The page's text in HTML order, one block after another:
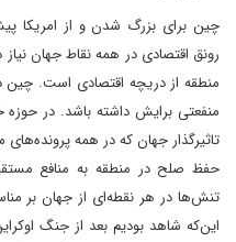
چین برای بزرگ شدن و از امریکا
رونق اقتصادی در همه نقاط جهان
منطقه از دریچه اقتصادی است. چین
منفعتی برایش داشته باشد. در حوزه
تاثیرگذار جهان که در همه
حفظ صلح در منطقه به منافع
تنش‌ها در هر نقطه‌ای از جهان بر
این‌که شاهد بودیم بعد از جنگ